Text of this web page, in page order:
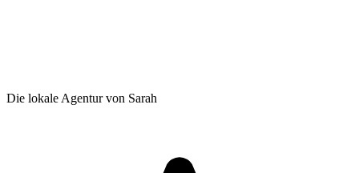
Die lokale Agentur von Sarah